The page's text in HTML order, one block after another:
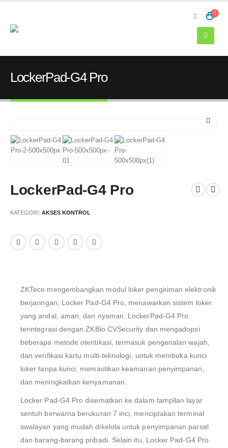
LockerPad-G4 Pro
LockerPad-G4 Pro
KATEGORI: AKSES KONTROL
ZKTeco mengembangkan modul loker pengiriman elektronik
berjaringan, Locker Pad-G4 Pro, menawarkan sistem loker
yang andal, aman, dan nyaman. LockerPad-G4 Pro
terintegrasi dengan ZKBio CVSecurity dan mengadopsi
beberapa metode otentikasi, termasuk pengenalan wajah,
dan verifikasi kartu multi-teknologi, untuk membuka kunci
loker tanpa kunci, memastikan keamanan penyimpanan,
dan meningkatkan kenyamanan.
Locker Pad-G4 Pro disematkan ke dalam tampilan layar
sentuh berwarna berukuran 7 inci, menciptakan terminal
swalayan yang mudah dikelola untuk penyimpanan parsel
dan barang-barang pribadi. Selain itu, Locker Pad-G4 Pro